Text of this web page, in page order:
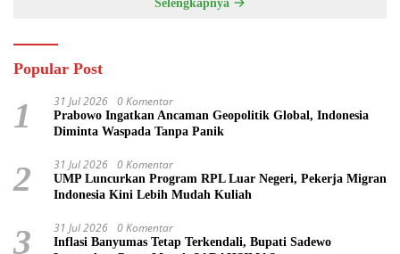
Selengkapnya
Popular Post
1 31 Jul 2026 0 Komentar
Prabowo Ingatkan Ancaman Geopolitik Global, Indonesia
Diminta Waspada Tanpa Panik
2 31 Jul 2026 0 Komentar
UMP Luncurkan Program RPL Luar Negeri, Pekerja Migran
Indonesia Kini Lebih Mudah Kuliah
3 31 Jul 2026 0 Komentar
Inflasi Banyumas Tetap Terkendali, Bupati Sadewo